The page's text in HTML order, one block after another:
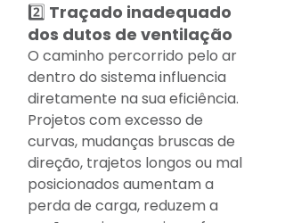
2️⃣ Traçado inadequado
dos dutos de ventilação
O caminho percorrido pelo ar
dentro do sistema influencia
diretamente na sua eficiência.
Projetos com excesso de
curvas, mudanças bruscas de
direção, trajetos longos ou mal
posicionados aumentam a
perda de carga, reduzem a